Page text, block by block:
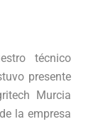
técnico
presente
Murcia
la empresa